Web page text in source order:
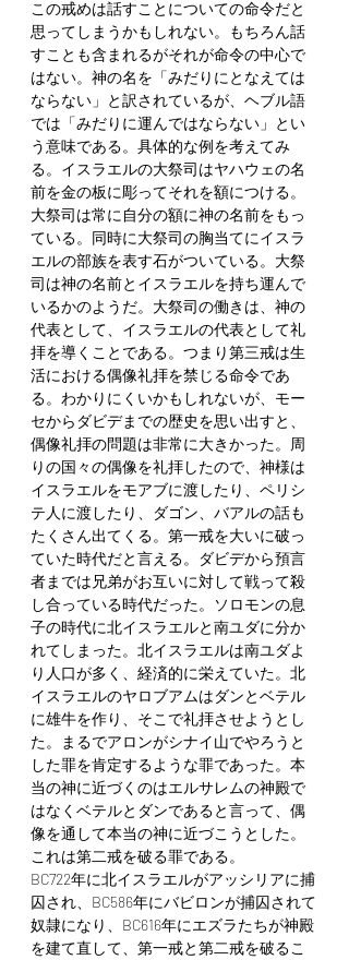
この戒めは話すことについての命令だと
思ってしまうかもしれない。もちろん話
すことも含まれるがそれが命令の中心で
はない。神の名を「みだりにとなえては
ならない」と訳されているが、ヘブル語
では「みだりに運んではならない」とい
う意味である。具体的な例を考えてみ
る。イスラエルの大祭司はヤハウェの名
前を金の板に彫ってそれを額につける。
大祭司は常に自分の額に神の名前をもっ
ている。同時に大祭司の胸当てにイスラ
エルの部族を表す石がついている。大祭
司は神の名前とイスラエルを持ち運んで
いるかのようだ。大祭司の働きは、神の
代表として、イスラエルの代表として礼
拝を導くことである。つまり第三戒は生
活における偶像礼拝を禁じる命令であ
る。わかりにくいかもしれないが、モー
セからダビデまでの歴史を思い出すと、
偶像礼拝の問題は非常に大きかった。周
りの国々の偶像を礼拝したので、神様は
イスラエルをモアブに渡したり、ペリシ
テ人に渡したり、ダゴン、バアルの話も
たくさん出てくる。第一戒を大いに破っ
ていた時代だと言える。ダビデから預言
者までは兄弟がお互いに対して戦って殺
し合っている時代だった。ソロモンの息
子の時代に北イスラエルと南ユダに分か
れてしまった。北イスラエルは南ユダよ
り人口が多く、経済的に栄えていた。北
イスラエルのヤロブアムはダンとベテル
に雄牛を作り、そこで礼拝させようとし
た。まるでアロンがシナイ山でやろうと
した罪を肯定するような罪であった。本
当の神に近づくのはエルサレムの神殿で
はなくベテルとダンであると言って、偶
像を通して本当の神に近づこうとした。
これは第二戒を破る罪である。
BC722年に北イスラエルがアッシリアに捕
囚され、BC586年にバビロンが捕囚されて
奴隷になり、BC616年にエズラたちが神殿
を建て直して、第一戒と第二戒を破るこ